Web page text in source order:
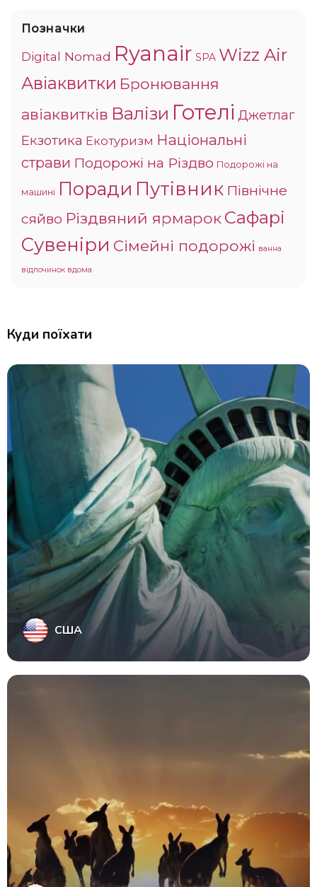
Позначки
Digital Nomad Ryanair SPA Wizz Air
Авіаквитки Бронювання
авіаквитків Валізи Готелі Джетлаг
Екзотика Екотуризм Національні
страви Подорожі на Різдво Подорожі на
машині Поради Путівник Північне
сяйво Різдвяний ярмарокСафарі
Сувеніри Сімейні подорожі ванна
відпочинок вдома
Куди поїхати
США